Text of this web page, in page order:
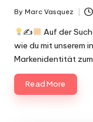
Posted
by
By Marc Vasquez
✍
Auf der
wie du mit unserem
Markenidentität
Read More